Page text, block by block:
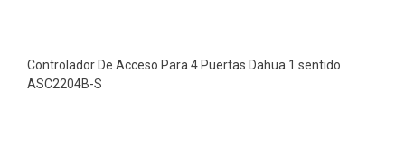
Controlador De Acceso Para 4 Puertas Dahua 1 sentido
ASC2204B-S